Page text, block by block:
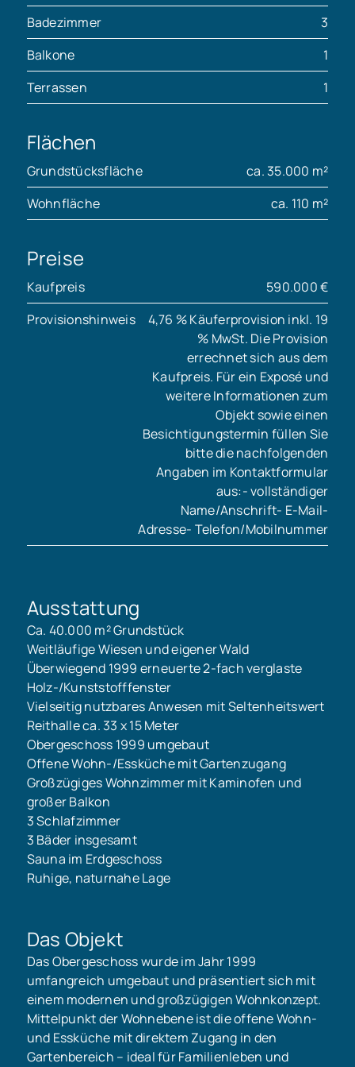
Badezimmer
3
Balkone
1
Terrassen
1
Flächen
Grundstücksfläche
ca. 35.000 m²
Wohnfläche
ca. 110 m²
Preise
Kaufpreis
590.000 €
Provisionshinweis
4,76 % Käuferprovision inkl. 19
% MwSt. Die Provision
errechnet sich aus dem
Kaufpreis. Für ein Exposé und
weitere Informationen zum
Objekt sowie einen
Besichtigungstermin füllen Sie
bitte die nachfolgenden
Angaben im Kontaktformular
aus:- vollständiger
Name/Anschrift- E-Mail-
Adresse- Telefon/Mobilnummer
Ausstattung
Ca. 40.000 m² Grundstück
Weitläufige Wiesen und eigener Wald
Überwiegend 1999 erneuerte 2-fach verglaste
Holz-/Kunststofffenster
Vielseitig nutzbares Anwesen mit Seltenheitswert
Reithalle ca. 33 x 15 Meter
Obergeschoss 1999 umgebaut
Offene Wohn-/Essküche mit Gartenzugang
Großzügiges Wohnzimmer mit Kaminofen und
großer Balkon
3 Schlafzimmer
3 Bäder insgesamt
Sauna im Erdgeschoss
Ruhige, naturnahe Lage
Das Objekt
Das Obergeschoss wurde im Jahr 1999
umfangreich umgebaut und präsentiert sich mit
einem modernen und großzügigen Wohnkonzept.
Mittelpunkt der Wohnebene ist die offene Wohn-
und Essküche mit direktem Zugang in den
Gartenbereich – ideal für Familienleben und